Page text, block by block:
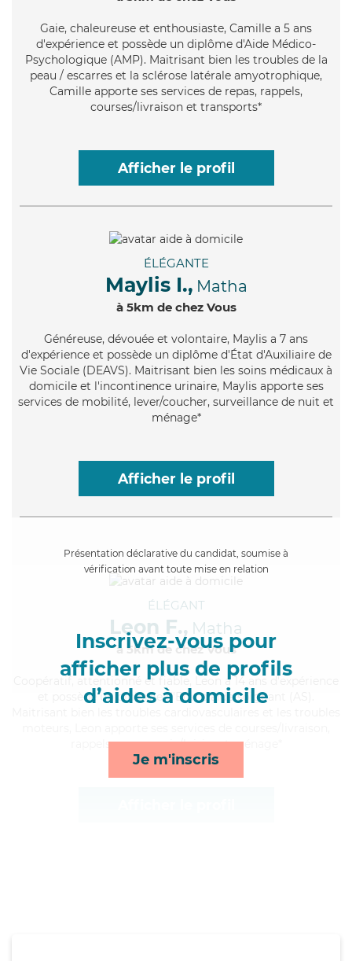
Gaie, chaleureuse et enthousiaste, Camille a 5 ans
d'expérience et possède un diplôme d'Aide Médico-
Psychologique (AMP). Maitrisant bien les troubles de la
peau / escarres et la sclérose latérale amyotrophique,
Camille apporte ses services de repas, rappels,
courses/livraison et transports*
Afficher le profil
ÉLÉGANTE
Maylis I., Matha
à 5km de chez Vous
Généreuse, dévouée et volontaire, Maylis a 7 ans
d'expérience et possède un diplôme d'État d'Auxiliaire de
Vie Sociale (DEAVS). Maitrisant bien les soins médicaux à
domicile et l'incontinence urinaire, Maylis apporte ses
services de mobilité, lever/coucher, surveillance de nuit et
ménage*
Afficher le profil
Présentation déclarative du candidat, soumise à
vérification avant toute mise en relation
Inscrivez-vous pour
afficher plus de profils
d’aides à domicile
Je m'inscris
ÉLÉGANT
Leon F., Matha
à 5km de chez Vous
, attentionné et fiable, Leon a 14 ans d'expérience
et possède un diplôme d'Etat d'aide-soignant (AS).
rappels, compagnie/loisirs et ménage*